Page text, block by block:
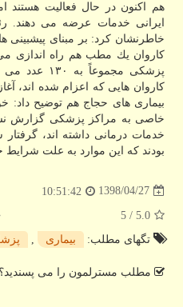
هم اكنون در حال فعالیت هستند
ایرانی خدمات عرضه می
خاطرنشان كرد: بر مبنای
كاروان یك مطب هم راه اندازی
پزشكی
كاروان هایی كه اعزام شده اند،
بیماری های حجاج هم توضیح داد:
خاصی به مراكز پزشكی گزارش
خدمات درمانی داشته اند،
بودند كه این موارد به علت
1398/04/27
10:51:42
5.0
/ 5
تگهای مطلب:
بیماری
مطلب مسترلمون را می پسندید؟